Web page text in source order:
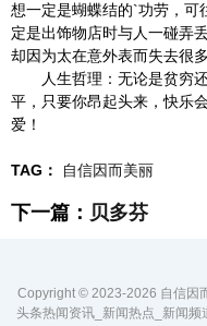
想一定是蝴蝶结的`功劳，可
定是出饰物店时与人一碰弄
却因为太在意外表而失去很
人生哲理：无论是贫穷还
平，只要你昂起头来，快乐
爱！
TAG： 自信因而美丽
下一篇： 贝多芬
Copyright © 2023-2026 自信因
头条热闻资讯_新闻热点_新闻